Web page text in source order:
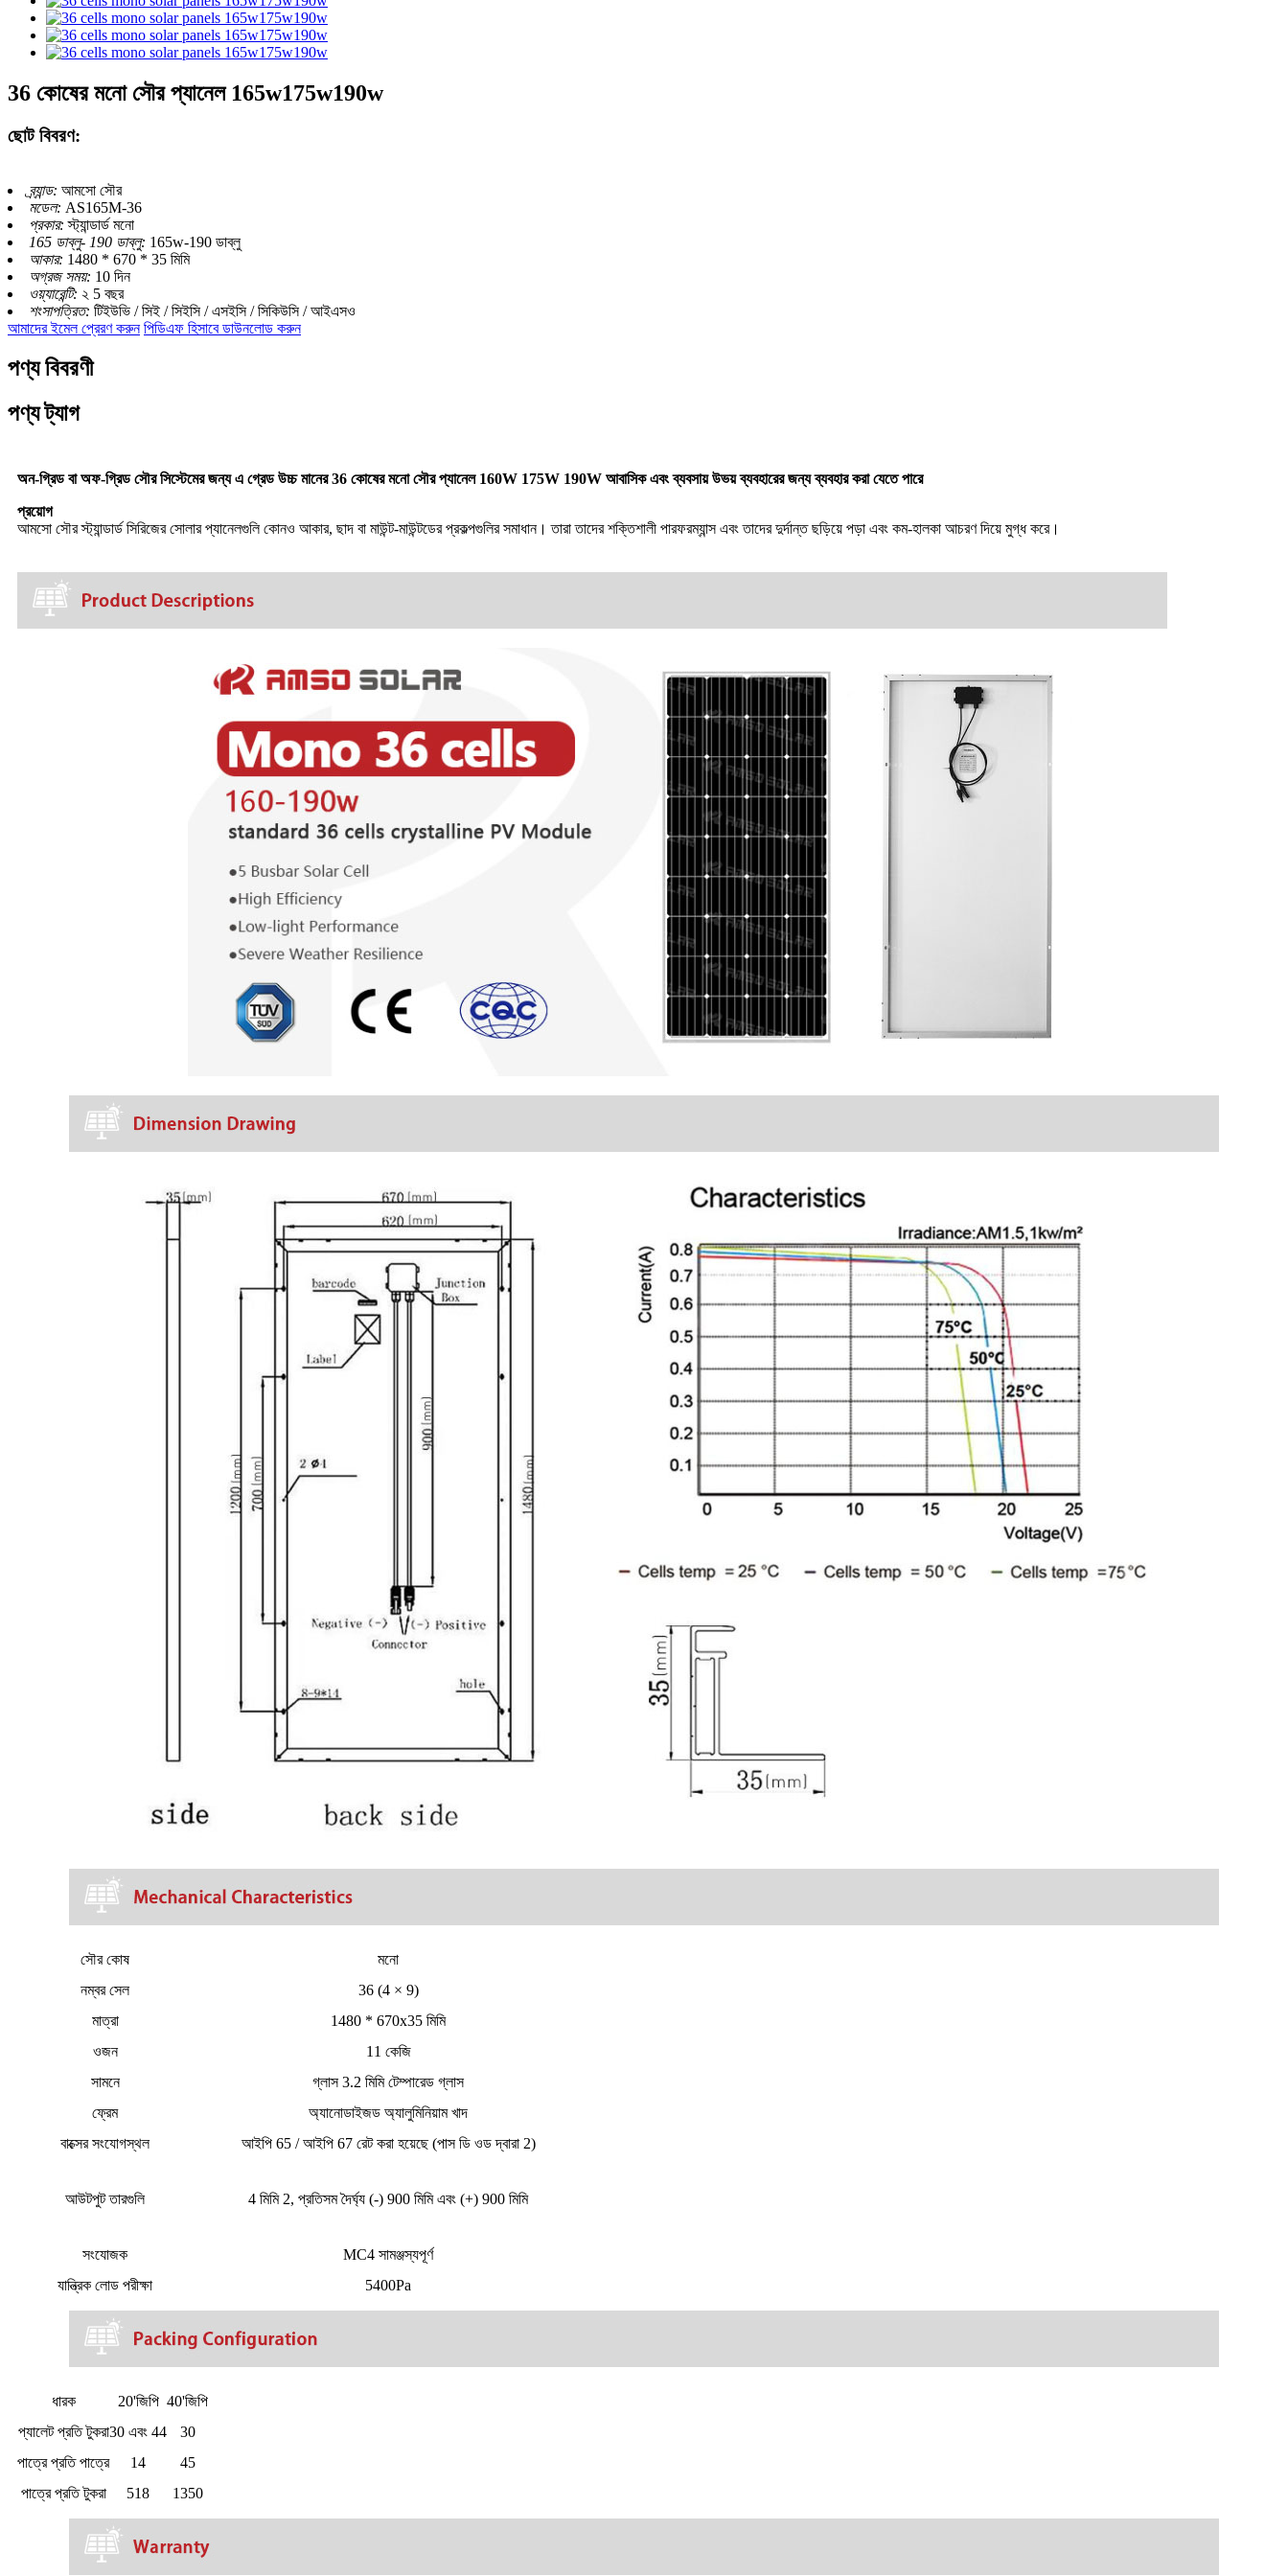
36 কোষের মনো সৌর প্যানেল 165w175w190w
ছোট বিবরণ:
ব্র্যান্ড: আমসো সৌর
মডেল: AS165M-36
প্রকার:স্ট্যান্ডার্ড মনো
165 ডাব্লু- 190 ডাব্লু: 165w-190 ডাব্লু
আকার: 1480 * 670 * 35 মিমি
অগ্রজ সময়: 10 দিন
ওয়্যারেন্টি: ২ 5 বছর
শংসাপত্রিত: টিইউভি / সিই / সিইসি / এসইসি / সিকিউসি / আইএসও
আমাদের ইমেল প্রেরণ করুন পিডিএফ হিসাবে ডাউনলোড করুন
পণ্য বিবরণী
পণ্য ট্যাগ
অন-গ্রিড বা অফ-গ্রিড সৌর সিস্টেমের জন্য এ গ্রেড উচ্চ মানের 36 কোষের মনো সৌর প্যানেল 160W 175W 190W আবাসিক এবং ব্যবসায় উভয় ব্যবহারের জন্য ব্যবহার করা যেতে পারে
প্রয়োগ
আমসো সৌর স্ট্যান্ডার্ড সিরিজের সোলার প্যানেলগুলি কোনও আকার, ছাদ বা মাউন্ট-মাউন্টডের প্রকল্পগুলির সমাধান। তারা তাদের শক্তিশালী পারফরম্যান্স এবং তাদের দুর্দান্ত ছড়িয়ে পড়া এবং কম-হালকা আচরণ দিয়ে মুগ্ধ করে।
সৌর কোষ
মনো
নম্বর সেল
36 (4 × 9)
মাত্রা
1480 * 670x35 মিমি
ওজন
11 কেজি
সামনে
গ্লাস 3.2 মিমি টেম্পারেড গ্লাস
ফ্রেম
অ্যানোডাইজড অ্যালুমিনিয়াম খাদ
বাক্সের সংযোগস্থল
আইপি 65 / আইপি 67 রেট করা হয়েছে (পাস ডি ওড দ্বারা 2)
আউটপুট তারগুলি 4 মিমি 2, প্রতিসম দৈর্ঘ্য (-) 900 মিমি এবং (+) 900 মিমি
সংযোজক
MC4 সামঞ্জস্যপূর্ণ
যান্ত্রিক লোড পরীক্ষা
5400Pa
ধারক 20'জিপি 40'জিপি
প্যালেট প্রতি টুকরা30 এবং 44
30
পাত্রে প্রতি পাত্রে
14
45
পাত্রে প্রতি টুকরা
518 1350